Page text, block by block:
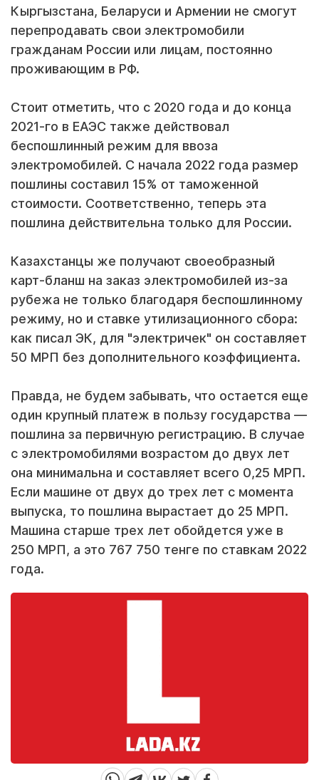
Кыргызстана, Беларуси и Армении не смогут
перепродавать свои электромобили
гражданам России или лицам, постоянно
проживающим в РФ.
Стоит отметить, что с 2020 года и до конца
2021-го в ЕАЭС также действовал
беспошлинный режим для ввоза
электромобилей. С начала 2022 года размер
пошлины составил 15% от таможенной
стоимости. Соответственно, теперь эта
пошлина действительна только для России.
Казахстанцы же получают своеобразный
карт-бланш на заказ электромобилей из-за
рубежа не только благодаря беспошлинному
режиму, но и ставке утилизационного сбора:
как писал ЭК, для "электричек" он составляет
50 МРП без дополнительного коэффициента.
Правда, не будем забывать, что остается еще
один крупный платеж в пользу государства —
пошлина за первичную регистрацию. В случае
с электромобилями возрастом до двух лет
она минимальна и составляет всего 0,25 МРП.
Если машине от двух до трех лет с момента
выпуска, то пошлина вырастает до 25 МРП.
Машина старше трех лет обойдется уже в
250 МРП, а это 767 750 тенге по ставкам 2022
года.